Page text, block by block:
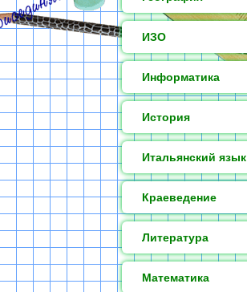
ИЗО
Информатика
История
Итальянский язык
Краеведение
Литература
Математика